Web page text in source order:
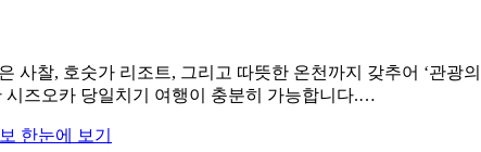
사찰, 호숫가 리조트, 그리고 따뜻한 온천까지 갖추어 ‘관광
시즈오카 당일치기 여행이 충분히 가능합니다.…